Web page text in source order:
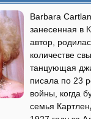
Barbara
занесенная в
автор,
количестве
танцующая
писала по 23
войны, когда
семья